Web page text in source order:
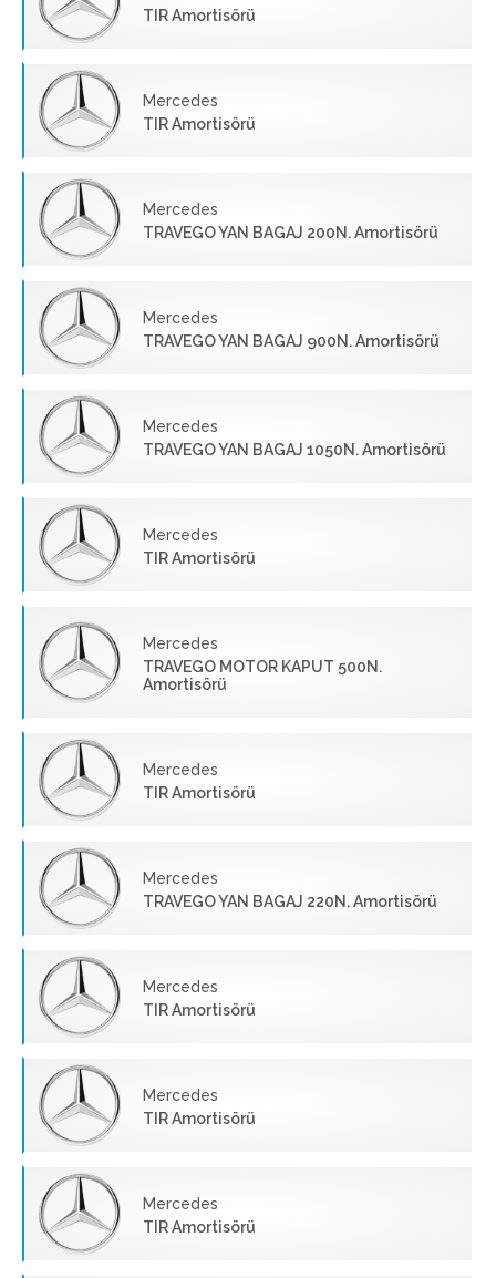
TIR Amortisörü
Mercedes
TIR Amortisörü
Mercedes
TRAVEGO YAN BAGAJ 200N. Amortisörü
Mercedes
TRAVEGO YAN BAGAJ 900N. Amortisörü
Mercedes
TRAVEGO YAN BAGAJ 1050N. Amortisörü
Mercedes
TIR Amortisörü
Mercedes
TRAVEGO MOTOR KAPUT 500N.
Amortisörü
Mercedes
TIR Amortisörü
Mercedes
TRAVEGO YAN BAGAJ 220N. Amortisörü
Mercedes
TIR Amortisörü
Mercedes
TIR Amortisörü
Mercedes
TIR Amortisörü